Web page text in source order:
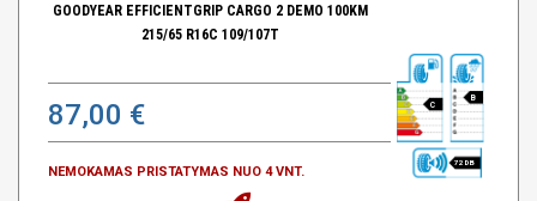
GOODYEAR EFFICIENTGRIP CARGO 2 DEMO 100KM
215/65 R16C 109/107T
87,00 €
NEMOKAMAS PRISTATYMAS NUO 4 VNT.
C
B
72 DB